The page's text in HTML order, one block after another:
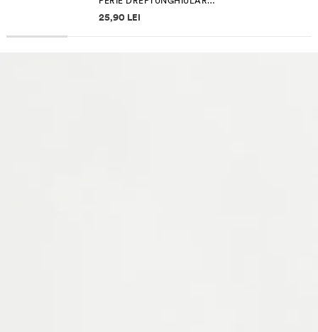
Informații despre prețuri
25,90 LEI